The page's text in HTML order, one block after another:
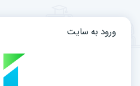
ورود به سایت